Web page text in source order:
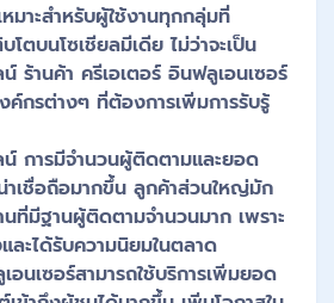
มาะสำหรับผู้ใช้งานทุกกลุ่มที่
โตบนโซเชียลมีเดีย ไม่ว่าจะเป็น
ร้านค้า ครีเอเตอร์ อินฟลูเอนเซอร์
กรต่างๆ ที่ต้องการเพิ่มการรับรู้
น์ การมีจำนวนผู้ติดตามและยอด
าเชื่อถือมากขึ้น ลูกค้าส่วนใหญ่มัก
ที่มีฐานผู้ติดตามจำนวนมาก เพราะ
ละได้รับความนิยมในตลาด
อนเซอร์สามารถใช้บริการเพิ่มยอด